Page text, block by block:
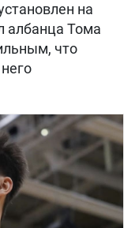
на
албанца Тома
что